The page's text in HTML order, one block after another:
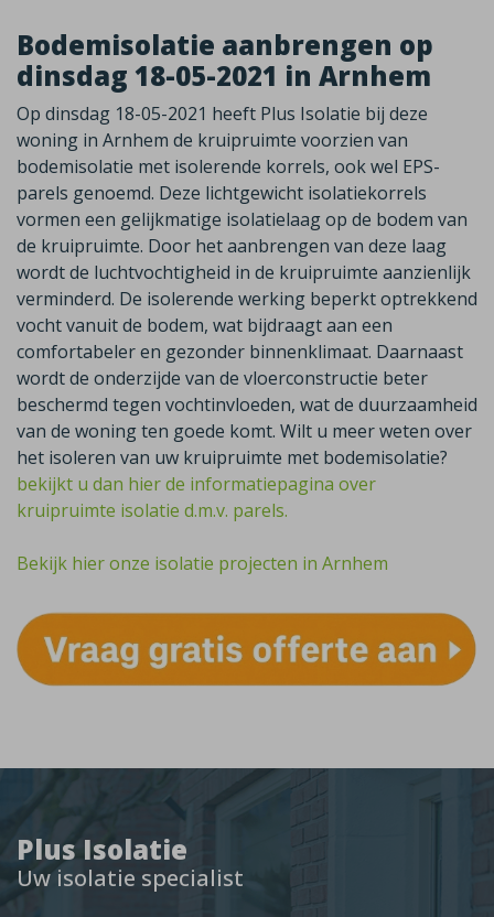
Plus Isolatie
Uw isolatie specialist
Bodemisolatie aanbrengen op
dinsdag 18-05-2021 in Arnhem
Op dinsdag 18-05-2021 heeft Plus Isolatie bij deze
woning in Arnhem de kruipruimte voorzien van
bodemisolatie met isolerende korrels, ook wel EPS-
parels genoemd. Deze lichtgewicht isolatiekorrels
vormen een gelijkmatige isolatielaag op de bodem van
de kruipruimte. Door het aanbrengen van deze laag
wordt de luchtvochtigheid in de kruipruimte aanzienlijk
verminderd. De isolerende werking beperkt optrekkend
vocht vanuit de bodem, wat bijdraagt aan een
comfortabeler en gezonder binnenklimaat. Daarnaast
wordt de onderzijde van de vloerconstructie beter
beschermd tegen vochtinvloeden, wat de duurzaamheid
van de woning ten goede komt. Wilt u meer weten over
het isoleren van uw kruipruimte met bodemisolatie?
bekijkt u dan hier de informatiepagina over
kruipruimte isolatie d.m.v. parels.
Bekijk hier onze isolatie projecten in Arnhem